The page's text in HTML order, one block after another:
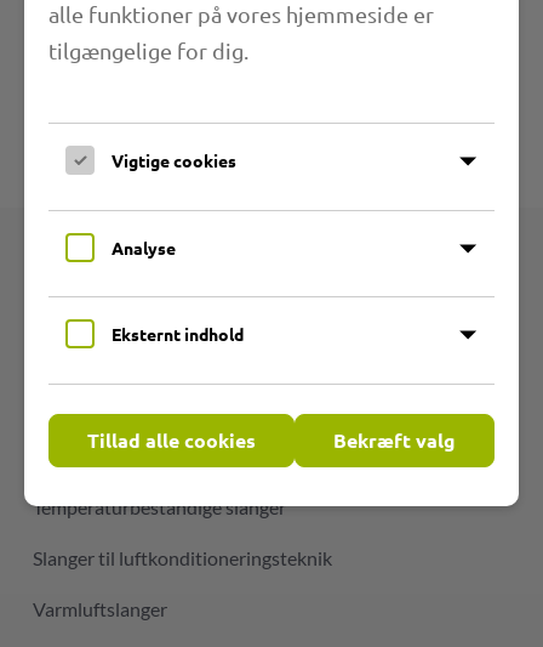
Anvendelsesområder
Tekniske specifikationer
Produkter
Produktgrupper
Fleksible PVC-slanger
Temperaturbestandige slanger
Slanger til luftkonditioneringsteknik
Varmluftslanger
alle funktioner på vores hjemmeside er
tilgængelige for dig.
Vigtige cookies
Analyse
Eksternt indhold
Tillad alle cookies Bekræft valg